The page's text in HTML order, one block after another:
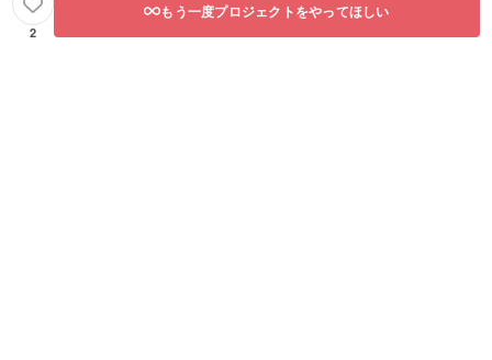
2
もう一度プロジェクトをやってほしい